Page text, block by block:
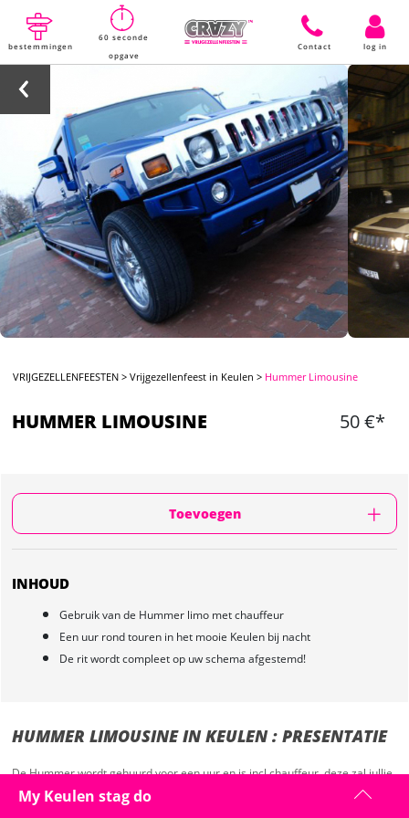
bestemmingen
60 seconde
opgave
Contact log in
VRIJGEZELLENFEESTEN >Vrijgezellenfeest in Keulen > Hummer Limousine
HUMMER LIMOUSINE 50 €*
Toevoegen
INHOUD
Gebruik van de Hummer limo met chauffeur
Een uur rond touren in het mooie Keulen bij nacht
De rit wordt compleet op uw schema afgestemd!
HUMMER LIMOUSINE IN KEULEN : PRESENTATIE
De Hummer wordt gehuurd voor een uur en is incl chauffeur, deze zal jullie
ophalen bij het afgesproken punt. U kunt zelf kiezen wanneer u de Hummer
wilt plannen maar het is bijv. aan te raden u naar het restaurant te lagten
My Keulen stag do